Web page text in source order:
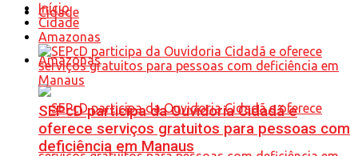
Cidade
Amazonas
Início
Cidade
Amazonas
SEPcD participa da Ouvidoria Cidadã e
oferece serviços gratuitos para pessoas com
deficiência em Manaus